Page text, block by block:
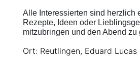
Alle Interessierten sind herzlich
Rezepte, Ideen oder
mitzubringen und den Abend zu
Ort: Reutlingen, Eduard Lucas